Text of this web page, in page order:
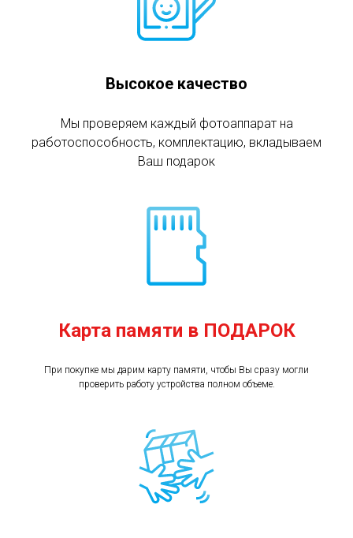
Высокое качество
Мы проверяем каждый фотоаппарат на
работоспособность, комплектацию, вкладываем
Ваш подарок
Карта памяти в ПОДАРОК
При покупке мы дарим карту памяти, чтобы Вы сразу могли
проверить работу устройства полном объеме.